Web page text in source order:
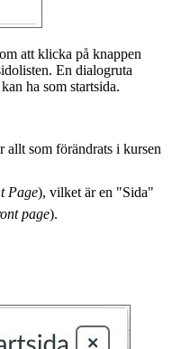
att klicka på knappen
En dialogruta
ha som startsida.
som förändrats i kursen
Page), vilket är en "Sida"
page).